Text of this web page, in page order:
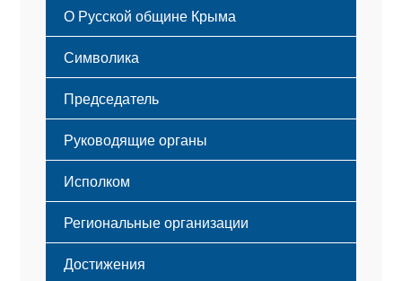
О Русской общине Крыма
Этапы становления
Принципы деятельности
Структура
Мероприятия
Символика
Флаг
Герб
Гимн
Председатель
Руководящие органы
Исполком
Региональные организации
Достижения